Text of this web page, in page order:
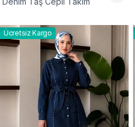
Ücretsiz Kargo